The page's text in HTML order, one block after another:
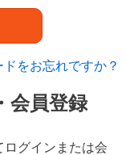
をお忘れですか？
会員登録
グインまたは会